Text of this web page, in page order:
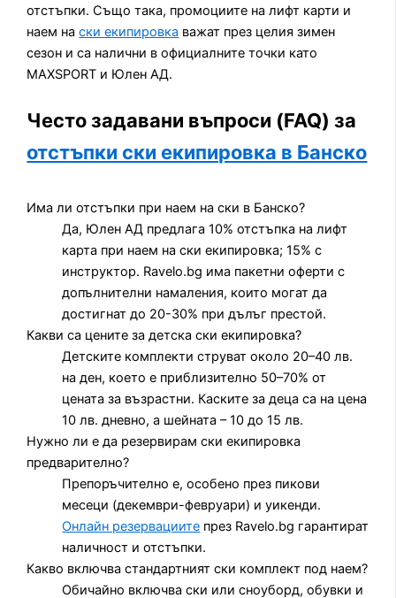
отстъпки. Също така, промоциите на лифт карти и
наем наски екипировка важат през целия зимен
сезон и са налични в официалните точки като
MAXSPORT и Юлен АД.
Често задавани въпроси (FAQ) за
отстъпки ски екипировка в Банско
Има ли отстъпки при наем на ски в Банско?
Да, Юлен АД предлага 10% отстъпка на лифт
карта при наем на ски екипировка; 15% с
инструктор. Ravelo.bg има пакетни оферти с
допълнителни намаления, които могат да
достигнат до 20-30% при дълъг престой.
Какви са цените за детска ски екипировка?
Детските комплекти струват около 20–40 лв.
на ден, което е приблизително 50–70% от
цената за възрастни. Каските за деца са на цена
10 лв. дневно, а шейната – 10 до 15 лв.
Нужно ли е да резервирам ски екипировка
предварително?
Препоръчително е, особено през пикови
месеци (декември-февруари) и уикенди.
Онлайн резервациите през Ravelo.bg гарантират
наличност и отстъпки.
Какво включва стандартният ски комплект под наем?
Обичайно включва ски или сноуборд, обувки и